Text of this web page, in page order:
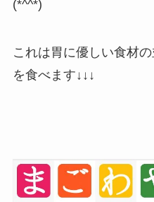
(*^^*)
これは胃に優しい食材
を食べます↓↓↓